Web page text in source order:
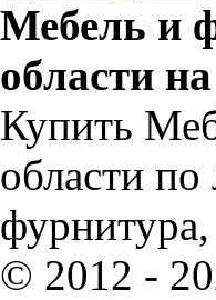
Мебель и
области
Купить
области
© 2012 -